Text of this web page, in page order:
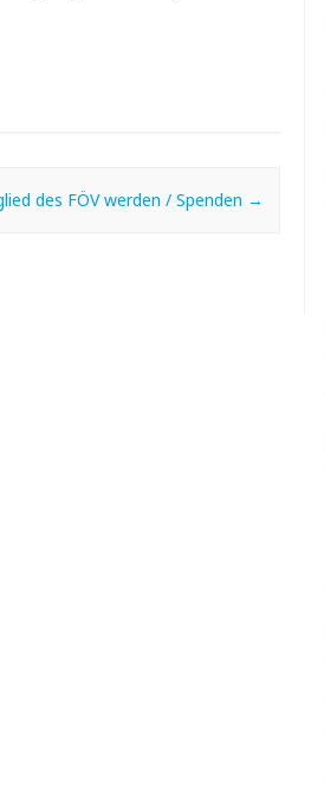
des FÖV werden / Spenden →